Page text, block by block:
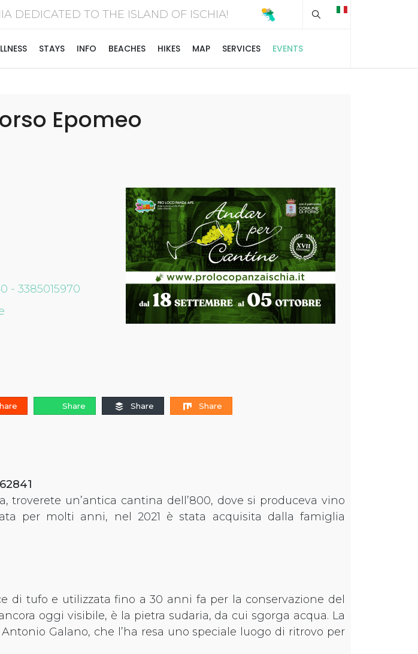
DEDICATED TO THE ISLAND OF ISCHIA!
Type 2 or more
STAYS INFO BEACHES HIKES MAP SERVICES EVENTS
Epomeo
- 3385015970
Share Share Share
un’antica cantina dell’800, dove si produceva vino
per molti anni, nel 2021 è stata acquisita dalla famiglia
di tufo e utilizzata fino a 30 anni fa per la conservazione del
oggi visibile, è la pietra sudaria, da cui sgorga acqua. La
Galano, che l’ha resa uno speciale luogo di ritrovo per